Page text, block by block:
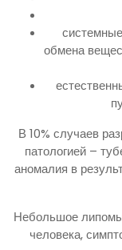
обмена
В 10% случаев
патологией –
аномалия в
Небольшое
человека,